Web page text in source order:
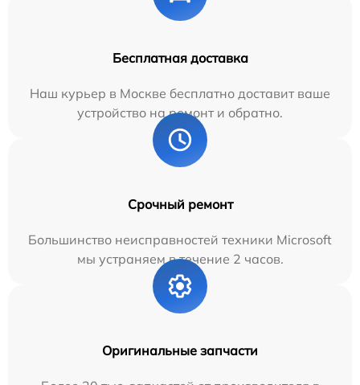
Бесплатная доставка
Наш курьер в Москве бесплатно доставит ваше
устройство на ремонт и обратно.
Срочный ремонт
Большинство неисправностей техники Microsoft
мы устраняем в течение 2 часов.
Оригинальные запчасти